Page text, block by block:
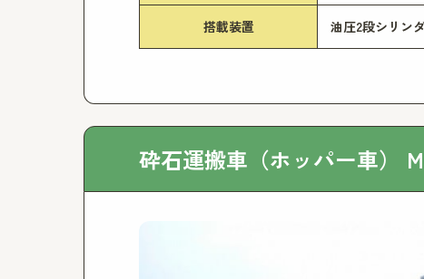
搭載装置 油圧2段シリン
砕石運搬車（ホッパー車）